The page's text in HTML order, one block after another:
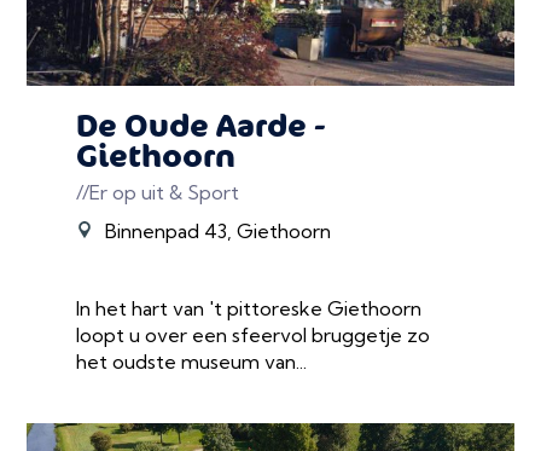
De Oude Aarde -
Giethoorn
//Er op uit & Sport
Binnenpad 43, Giethoorn
In het hart van 't pittoreske Giethoorn
loopt u over een sfeervol bruggetje zo
het oudste museum van...